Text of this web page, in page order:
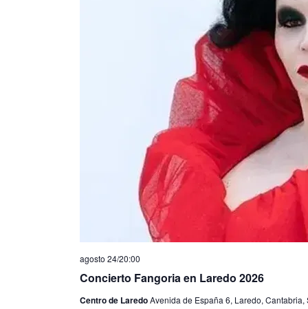
Concierto Fangoria en Laredo 2026
agosto 24/20:00
Centro de LaredoAvenida de España 6, Laredo, Cantabria,